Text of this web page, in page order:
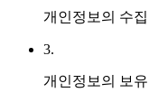
개인정보의 수
3.
개인정보의 보